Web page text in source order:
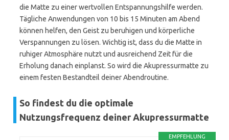
die Matte zu einer wertvollen Entspannungshilfe werden.
Tägliche Anwendungen von 10 bis 15 Minuten am Abend
können helfen, den Geist zu beruhigen und körperliche
Verspannungen zu lösen. Wichtig ist, dass du die Matte in
ruhiger Atmosphäre nutzt und ausreichend Zeit für die
Erholung danach einplanst. So wird die Akupressurmatte zu
einem festen Bestandteil deiner Abendroutine.
So findest du die optimale
Nutzungsfrequenz deiner Akupressurmatte
EMPFEHLUNG